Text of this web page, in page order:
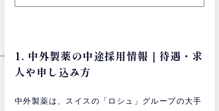
1. 中外製薬の中途採用情報｜待遇・求
人や申し込み方
中外製薬は、スイスの「ロシュ」グループの大手